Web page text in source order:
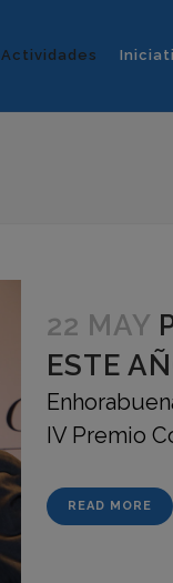
Actividades
22 MAY
ESTE
IV Premio
READ MORE